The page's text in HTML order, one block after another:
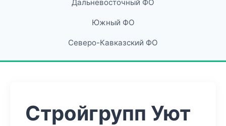
Дальневосточный ФО
Южный ФО
Северо-Кавказский ФО
Стройгрупп Уют